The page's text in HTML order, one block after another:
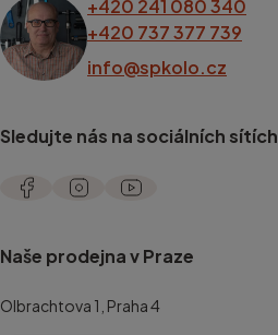
+420 241 080 340
+420 737 377 739
info@spkolo.cz
Sledujte nás na sociálních sítích
Naše prodejna v Praze
Olbrachtova 1, Praha 4